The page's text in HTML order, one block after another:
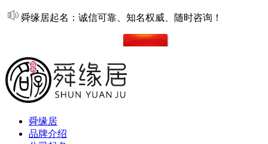
舜缘居起名：诚信可靠、知名权威、随时咨询！
舜缘居
品牌介绍